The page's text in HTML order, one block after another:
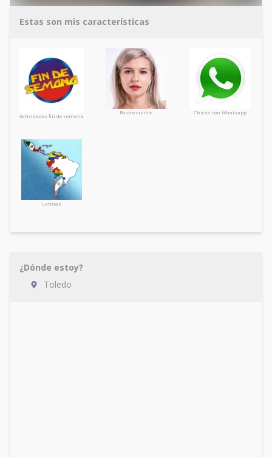
Estas son mis características
Actividades fin de semana
Rostro visible Chicas con Whatsapp
Latinas
¿Dónde estoy?
Toledo